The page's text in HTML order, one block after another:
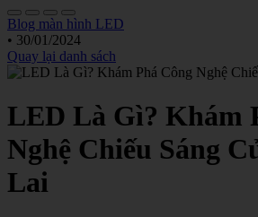
Blog màn hình LED
• 30/01/2024
Quay lại danh sách
LED Là Gì? Khám
Nghệ Chiếu Sáng
Lai